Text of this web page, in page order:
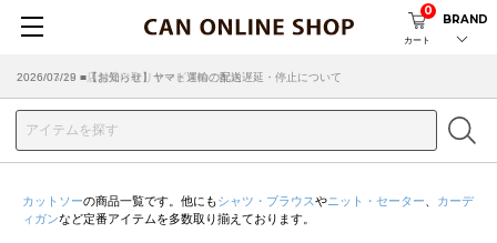
カート
0
BRAND
2026/07/29 ■【お知らせ】ヤマト運輸の配送遅延・停止について
2026/03/18 ■店舗受け取りサービスのご案内
カットソーの商品一覧です。他にもシャツ・ブラウスやニット・セーター
カーデ
ィガンなど定番アイテムを多数取り揃えております。